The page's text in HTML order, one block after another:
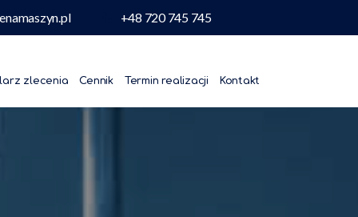
+48 720 745 745
zlecenia Cennik Termin realizacji Kontakt